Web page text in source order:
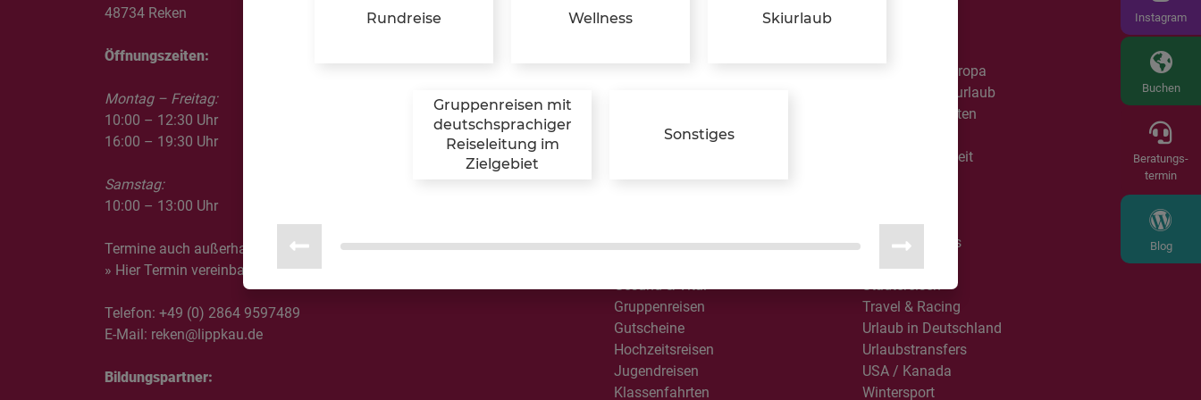
48734 Reken
Öffnungszeiten:
Montag – Freitag:
10:00 – 12:30 Uhr
16:00 – 19:30 Uhr
Samstag:
10:00 – 13:00 Uhr
Termine auch außerhalb der Öffnungszeiten möglich!
» Hier Termin vereinbaren
Telefon: +49 (0) 2864 9597489
E-Mail: reken@lippkau.de
Bildungspartner:
Australien / Neuseeland
Erlebnisreisen
Flussreisen
Gruppenreisen
Gutscheine
Hochzeitsreisen
Jugendreisen
Klassenfahrten
PKW Reisen Europa
Rad- & Wanderurlaub
Reisespezialitäten
Roadtrip Weltweit
Singlereisen
Sports & Events
Travel & Racing
Urlaub in Deutschland
Urlaubstransfers
USA / Kanada
Wintersport
Instagram
Buchen
Beratungs-
termin
Blog
Rundreise Wellness Skiurlaub
Gruppenreisen mit
deutschsprachiger
Reiseleitung im
Zielgebiet
Sonstiges